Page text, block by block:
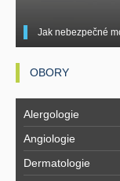
Jak nebezpečné
OBORY
Alergologie
Angiologie
Dermatologie